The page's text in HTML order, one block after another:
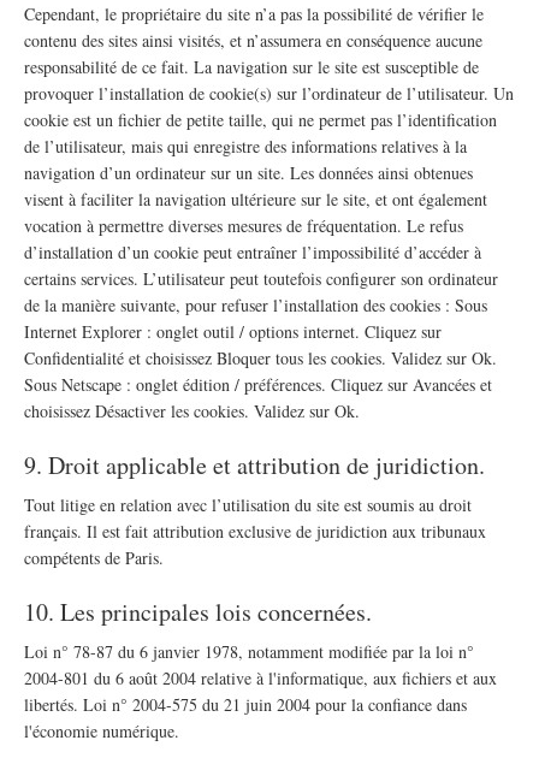
Cependant, le propriétaire du site n’a pas la possibilité de vérifier le
contenu des sites ainsi visités, et n’assumera en conséquence aucune
responsabilité de ce fait. La navigation sur le site est susceptible de
provoquer l’installation de cookie(s) sur l’ordinateur de l’utilisateur. Un
cookie est un fichier de petite taille, qui ne permet pas l’identification
de l’utilisateur, mais qui enregistre des informations relatives à la
navigation d’un ordinateur sur un site. Les données ainsi obtenues
visent à faciliter la navigation ultérieure sur le site, et ont également
vocation à permettre diverses mesures de fréquentation. Le refus
d’installation d’un cookie peut entraîner l’impossibilité d’accéder à
certains services. L’utilisateur peut toutefois configurer son ordinateur
de la manière suivante, pour refuser l’installation des cookies : Sous
Internet Explorer : onglet outil / options internet. Cliquez sur
Confidentialité et choisissez Bloquer tous les cookies. Validez sur Ok.
Sous Netscape : onglet édition / préférences. Cliquez sur Avancées et
choisissez Désactiver les cookies. Validez sur Ok.
9. Droit applicable et attribution de juridiction.
Tout litige en relation avec l’utilisation du site est soumis au droit
français. Il est fait attribution exclusive de juridiction aux tribunaux
compétents de Paris.
10. Les principales lois concernées.
Loi n° 78-87 du 6 janvier 1978, notamment modifiée par la loi n°
2004-801 du 6 août 2004 relative à l'informatique, aux fichiers et aux
libertés. Loi n° 2004-575 du 21 juin 2004 pour la confiance dans
l'économie numérique.